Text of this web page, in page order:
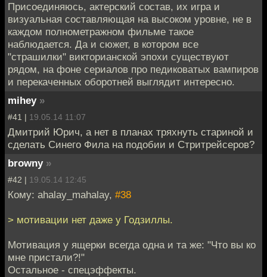
Присоединяюсь, актерский состав, их игра и
визуальная составляющая на высоком уровне, не в
каждом полнометражном фильме такое
наблюдается. Да и сюжет, в котором все
"страшилки" викторианской эпохи существуют
рядом, на фоне сериалов про педиковатых вампиров
и перекаченных оборотней выглядит интересно.
mihey »
#41 | 19.05.14 11:07
Дмитрий Юрич, а нет в планах тряхнуть стариной и
сделать Синего Фила на подобии и Стритрейсеров?
browny »
#42 | 19.05.14 12:45
Кому: ahalay_mahalay, #38
> мотивации нет даже у Годзиллы.
Мотивация у ящерки всегда одна и та же: "Что вы ко
мне пристали?!"
Остальное - спецэффекты.